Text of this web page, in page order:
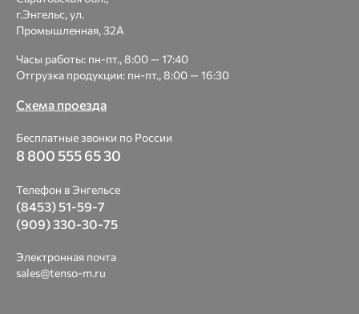
г.Энгельс, ул.
Промышленная, 32А
Часы работы: пн-пт., 8:00 — 17:40
Отгрузка продукции: пн-пт., 8:00 — 16:30
Схема проезда
Бесплатные звонки по России
8 800 555 65 30
Телефон в Энгельсе
(8453) 51-59-7
(909) 330-30-75
Электронная почта
sales@tenso-m.ru